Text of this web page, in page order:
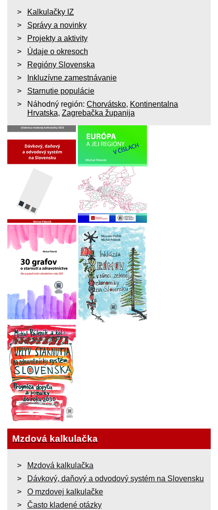
Kalkulačky IZ
Správy a novinky
Projekty a aktivity
Údaje o okresoch
Regióny Slovenska
Inkluzívne zamestnávanie
Starnutie populácie
Náhodný región: Chorvátsko, Kontinentalna
Hrvatska, Zagrebačka županija
Mzdová kalkulačka
Mzdová kalkulačka
Dávkový, daňový a odvodový systém na Slovensku
O mzdovej kalkulačke
Často kladené otázky